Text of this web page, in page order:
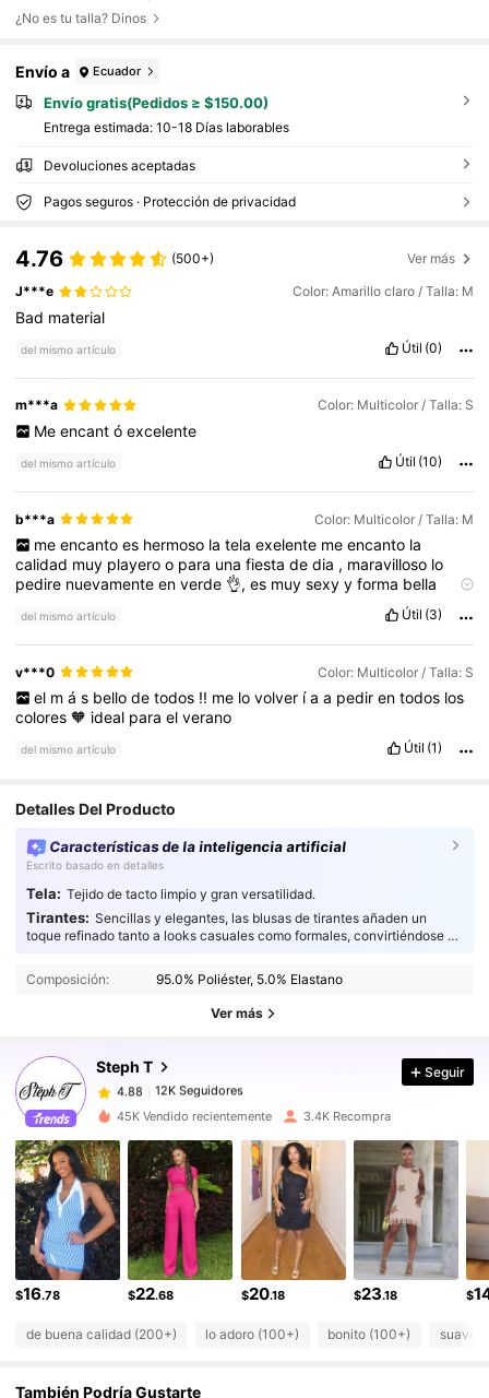
¿No es tu talla? Dinos
Envío a Ecuador
Envío gratis(Pedidos ≥ $150.00)
Entrega estimada: 10-18 Días laborables
Devoluciones aceptadas
Pagos seguros · Protección de privacidad
4.76 (500+) Ver más
J***e Color: Amarillo claro / Talla: M
Bad material
del mismo artículo Útil (0)
m***a Color: Multicolor / Talla: S
Me encant ó excelente
del mismo artículo Útil (10)
b***a Color: Multicolor / Talla: M
me encanto es hermoso la tela exelente me encanto la
calidad muy playeroo para unafiestadedia , maravilloso lo
pedire nuevamenteenverde 👌,es muysexyyforma bella
bonito
quedoperfecto de busto
del mismo artículo Útil (3)
v***0 Color: Multicolor / Talla: S
el m á s bello de todos !! me lo volver ía a pedir en todos los
colores🧡 ideal paraelverano
del mismo artículo Útil (1)
Detalles Del Producto
Características de la inteligencia artificial
Escrito basado en detalles
Tela: Tejido de tacto limpio y gran versatilidad.
Tirantes: Sencillas y elegantes, las blusas de tirantes añaden un
toque refinado tanto a looks casuales como formales, convirtiéndose en
Composición:
95.0% Poliéster, 5.0% Elastano
Ver más
Steph T
4.88 12K Seguidores
12K Seguidores
12K Seguidores
4.88
12K Seguidores
i***t
seguidoHace 9 horas
4.88
12K Seguidores
4.88 12K Seguidores
4.88 12K Seguidores
4.88 12K Seguidores
4.88 12K Seguidores
4.88 12K Seguidores
Seguir
45K Vendido recientemente 3.4K Recompra
$16.78 $22.68 $20.18 $23.18 $
de buena calidad (200+) lo adoro (100+) bonito (100+) suave
También Podría Gustarte